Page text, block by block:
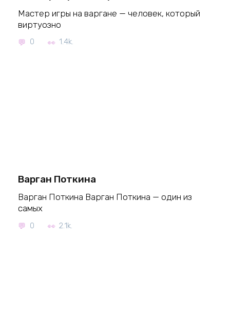
Мастер игры на варгане — человек, который
виртуозно
0 1.4k.
Варган Поткина
Варган Поткина Варган Поткина — один из
самых
0 2.1k.